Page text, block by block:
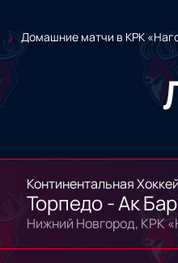
Домашние матчи в КРК
Континентальная
Торпедо - Ак
Нижний Новгород, КРК